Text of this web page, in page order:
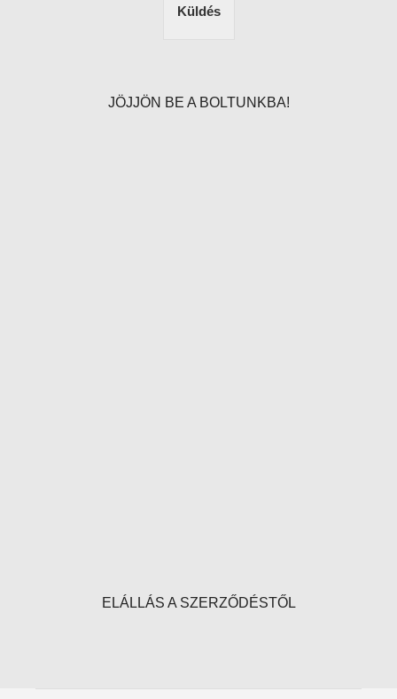
Küldés
JÖJJÖN BE A BOLTUNKBA!
ELÁLLÁS A SZERZŐDÉSTŐL